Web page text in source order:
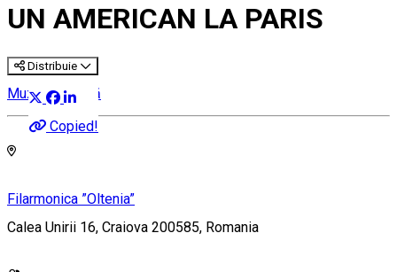
UN AMERICAN LA PARIS
Distribuie
Copied!
Muzică clasică
Filarmonica ”Oltenia”
Calea Unirii 16, Craiova 200585, Romania